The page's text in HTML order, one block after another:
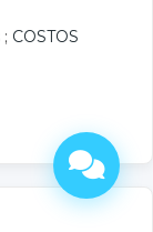
; COSTOS